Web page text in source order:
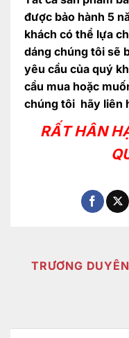
được bảo hành 5
khách có thể lựa
dáng chúng tôi sẽ
yêu cầu của quý
cầu mua hoặc
chúng tôi hãy liên
RẤT HÂN
TRƯƠNG